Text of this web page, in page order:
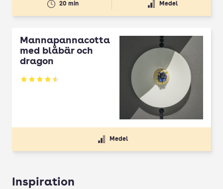
20 min Medel
Mannapannacotta
med blåbär och
dragon
Betyg: 4.5 av 5
Medel
Inspiration